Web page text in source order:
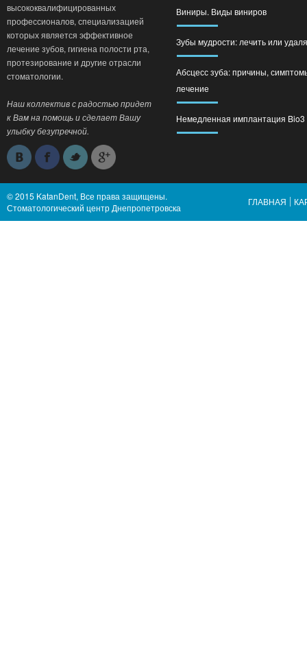
высококвалифицированных
профессионалов, специализацией
которых является эффективное
лечение зубов, гигиена полости рта,
протезирование и другие отрасли
стоматологии.
Наш коллектив с радостью придет
к Вам на помощь и сделает Вашу
улыбку безупречной.
Виниры. Виды виниров
Зубы мудрости: лечить или
Абсцесс зуба: причины,
лечение
Немедленная имплантация Bio3
© 2015 KatanDent, Все права защищены.
Стоматологический центр Днепропетровска
ГЛАВНАЯ